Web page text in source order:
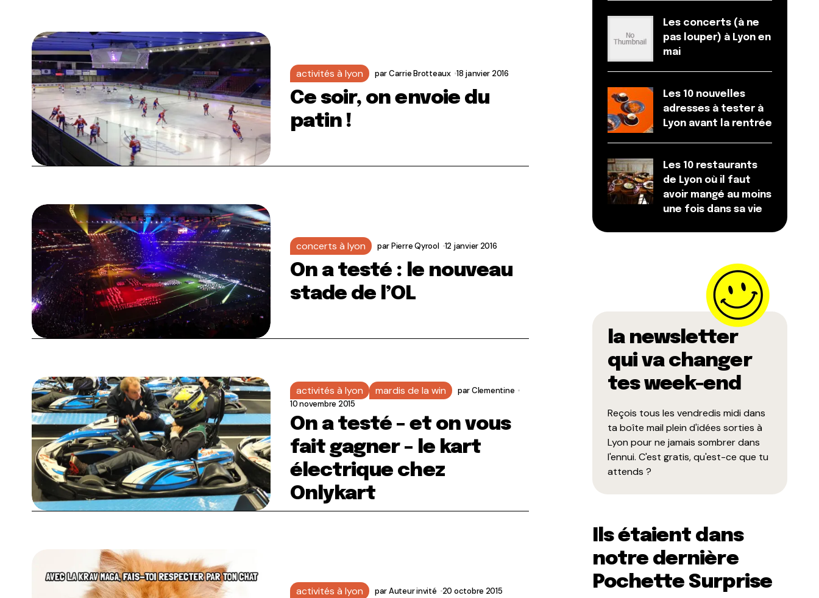
activités à lyon parCarrie Brotteaux 18 janvier 2016
Ce soir, on envoie du
patin !
concerts à lyon parPierre Qyrool 12 janvier 2016
On a testé : le nouveau
stade de l’OL
activités à lyon mardis de la win parClementine
10 novembre 2015
On a testé – et on vous
fait gagner – le kart
électrique chez
Onlykart
activités à lyon parAuteur invité 20 octobre 2015
Les concerts (à ne
pas louper) à Lyon en
mai
Les 10 nouvelles
adresses à tester à
Lyon avant la rentrée
Les 10 restaurants
de Lyon où il faut
avoir mangé au moins
une fois dans sa vie
la newsletter
qui va changer
tes week-end
Reçois tous les vendredis midi dans
ta boîte mail plein d'idées sorties à
Lyon pour ne jamais sombrer dans
l'ennui. C'est gratis, qu'est-ce que tu
attends ?
Ils étaient dans
notre dernière
Pochette Surprise